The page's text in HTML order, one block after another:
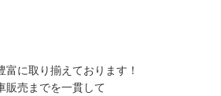
に取り揃えております！
販売までを一貫して